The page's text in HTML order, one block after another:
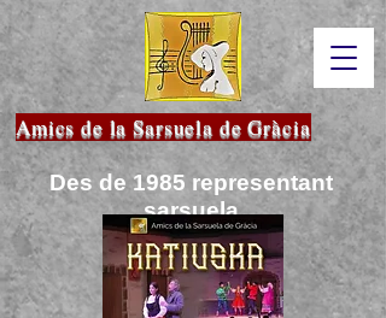
Amics de la Sarsuela de Gràcia
Des de 1985 representant
sarsuela